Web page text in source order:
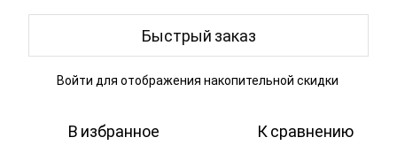
Быстрый заказ
Войти для отображения накопительной скидки
В избранное К сравнению